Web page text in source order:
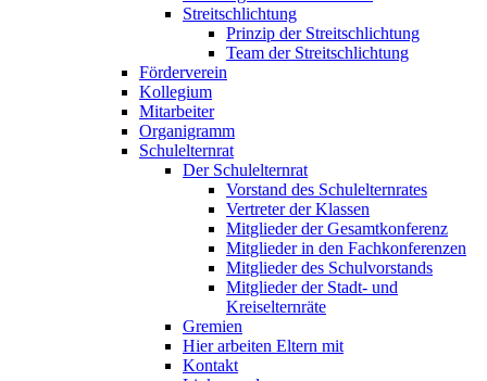
Streitschlichtung
Prinzip der Streitschlichtung
Team der Streitschlichtung
Förderverein
Kollegium
Mitarbeiter
Organigramm
Schulelternrat
Der Schulelternrat
Vorstand des Schulelternrates
Vertreter der Klassen
Mitglieder der Gesamtkonferenz
Mitglieder in den Fachkonferenzen
Mitglieder des Schulvorstands
Mitglieder der Stadt- und
Kreiselternräte
Gremien
Hier arbeiten Eltern mit
Kontakt